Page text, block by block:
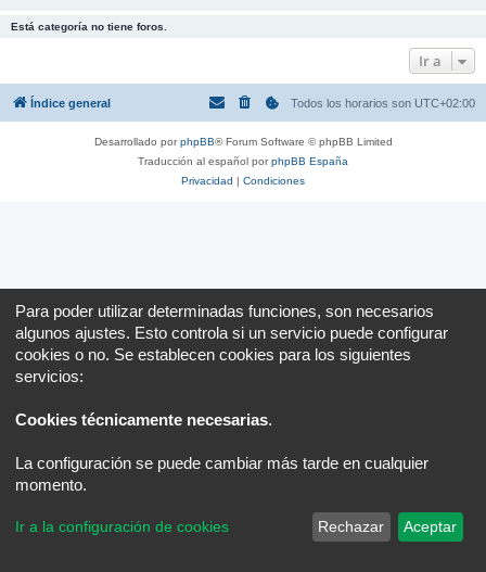
Está categoría no tiene foros.
Ir a
Índice general Todos los horarios son UTC+02:00
Desarrollado porphpBB® Forum Software © phpBB Limited
Traducción al español porphpBB España
Privacidad | Condiciones
Para poder utilizar determinadas funciones, son necesarios
algunos ajustes. Esto controla si un servicio puede configurar
cookies o no. Se establecen cookies para los siguientes
servicios:
Cookies técnicamente necesarias.
La configuración se puede cambiar más tarde en cualquier
momento.
Ir a la configuración de cookies Rechazar Aceptar